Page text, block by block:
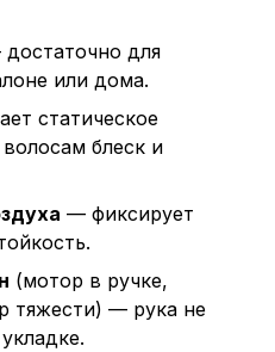
для
или дома.
статическое
блеск и
— фиксирует
(мотор в ручке,
тяжести) — рука не